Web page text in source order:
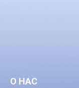
О НАС